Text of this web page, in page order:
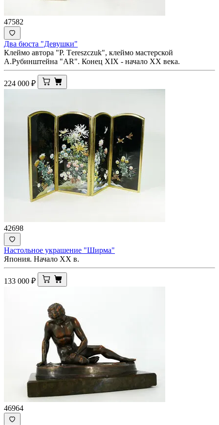
47582
Два бюста "Девушки"
Клеймо автора "P. Тereszczuk", клеймо мастерской
А.Рубинштейна "AR". Конец XIX - начало ХХ века.
224 000 ₽
42698
Настольное украшение "Ширма"
Япония. Начало ХХ в.
133 000 ₽
46964